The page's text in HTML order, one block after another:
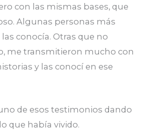
con las mismas bases, que
Algunas personas más
conocía. Otras que no
me transmitieron mucho con
y las conocí en ese
de esos testimonios dando
que había vivido.